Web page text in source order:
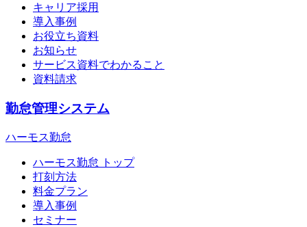
キャリア採用
導入事例
お役立ち資料
お知らせ
サービス資料でわかること
資料請求
勤怠管理システム
ハーモス勤怠
ハーモス勤怠 トップ
打刻方法
料金プラン
導入事例
セミナー